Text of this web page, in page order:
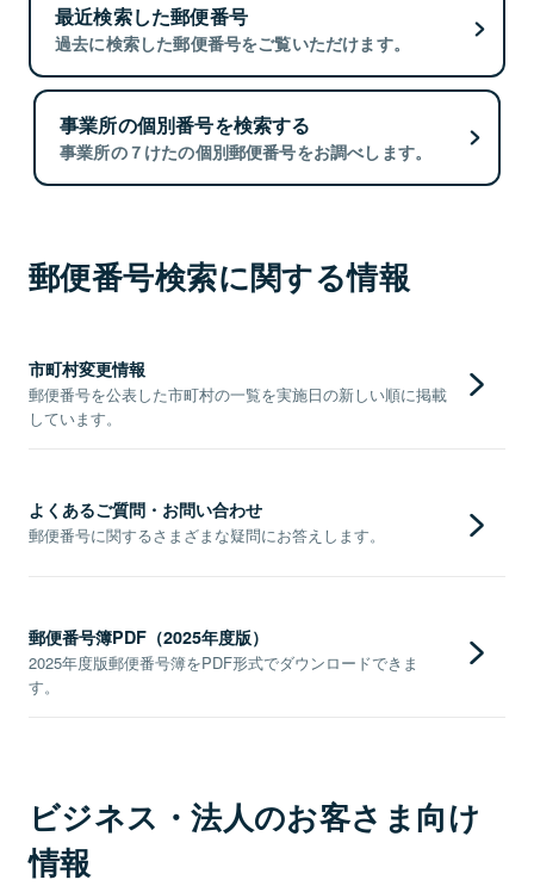
最近検索した郵便番号
過去に検索した郵便番号をご覧いただけます。
事業所の個別番号を検索する
事業所の７けたの個別郵便番号をお調べします。
郵便番号検索に関する情報
市町村変更情報
郵便番号を公表した市町村の一覧を実施日の新しい順に掲載
しています。
よくあるご質問・お問い合わせ
郵便番号に関するさまざまな疑問にお答えします。
郵便番号簿PDF（2025年度版）
2025年度版郵便番号簿をPDF形式でダウンロードできま
す。
ビジネス・法人のお客さま向け
情報